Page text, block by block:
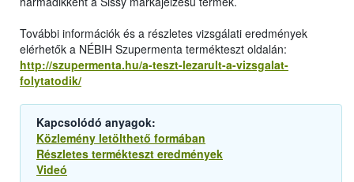
További információk és a részletes vizsgálati eredmények
elérhetők a NÉBIH Szupermenta termékteszt oldalán:
http://szupermenta.hu/a-teszt-lezarult-a-vizsgalat-
folytatodik/
Kapcsolódó anyagok:
Közlemény letölthető formában
Részletes termékteszt eredmények
Videó